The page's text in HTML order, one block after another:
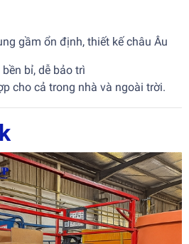
gầm ổn định, thiết kế châu Âu
bền bỉ, dễ bảo trì
cho cả trong nhà và ngoài trời.